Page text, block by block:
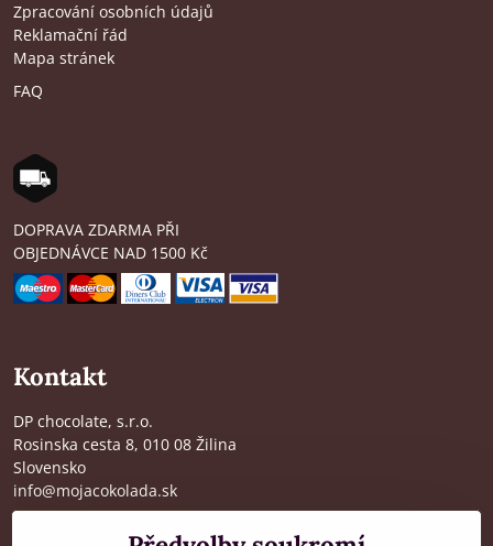
Zpracování osobních údajů
Reklamační řád
Mapa stránek
FAQ
DOPRAVA ZDARMA PŘI
OBJEDNÁVCE NAD 1500 Kč
Kontakt
DP chocolate, s.r.o.
Rosinska cesta 8, 010 08 Žilina
Slovensko
info@mojacokolada.sk